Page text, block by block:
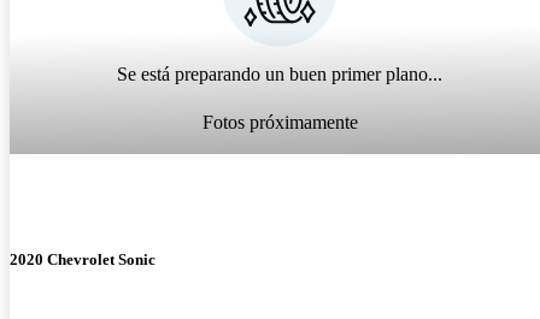
Se está preparando un buen primer plano...
Fotos próximamente
2020 Chevrolet Sonic